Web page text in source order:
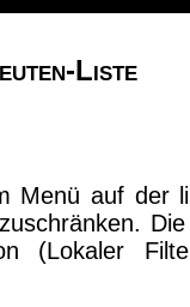
Liste
Menü auf der
(Lokaler